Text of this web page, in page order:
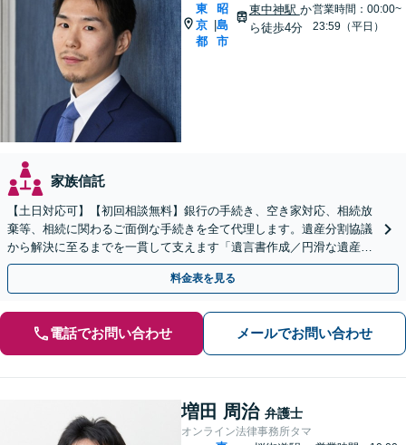
東
京
都
昭
島
市
東中神駅 か
ら徒歩4分
営業時間：00:00~
23:59（平日）
家族信託
【土日対応可】【初回相談無料】銀行の手続き、空き家対応、相続放
棄等、相続に関わるご面倒な手続きを全て代理します。遺産分割協議
から解決に至るまでを一貫して支えます「遺言書作成／円滑な遺産分
割を」「家族信託／信頼できる家族に財産管理を任せる」
料金表を見る
電話でお問い合わせ メールでお問い合わせ
増田 周治 弁護士
オンライン法律事務所タマ